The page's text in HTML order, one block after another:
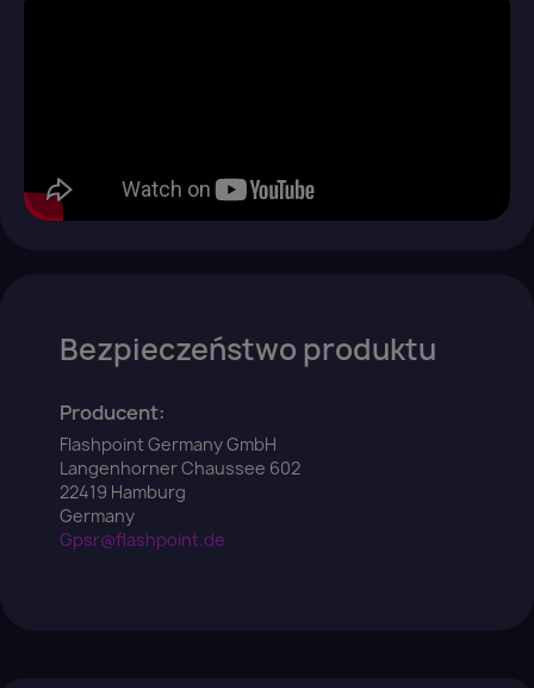
Bezpieczeństwo produktu
Producent:
Flashpoint Germany GmbH
Langenhorner Chaussee 602
22419 Hamburg
Germany
Gpsr@flashpoint.de